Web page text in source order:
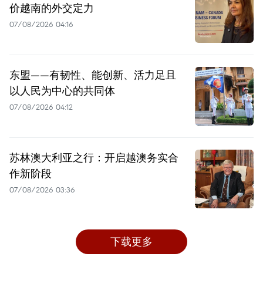
价越南的外交定力
07/08/2026 04:16
东盟——有韧性、能创新、活力足且
以人民为中心的共同体
07/08/2026 04:12
苏林澳大利亚之行：开启越澳务实合
作新阶段
07/08/2026 03:36
下载更多